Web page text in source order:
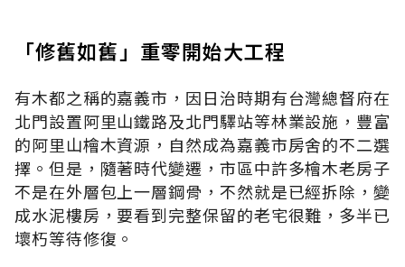
「修舊如舊」重零開始大工程
有木都之稱的嘉義市，因日治時期有台灣總督府在
北門設置阿里山鐵路及北門驛站等林業設施，豐富
的阿里山檜木資源，自然成為嘉義市房舍的不二選
擇。但是，隨著時代變遷，市區中許多檜木老房子
不是在外層包上一層鋼骨，不然就是已經拆除，變
成水泥樓房，要看到完整保留的老宅很難，多半已
壞朽等待修復。